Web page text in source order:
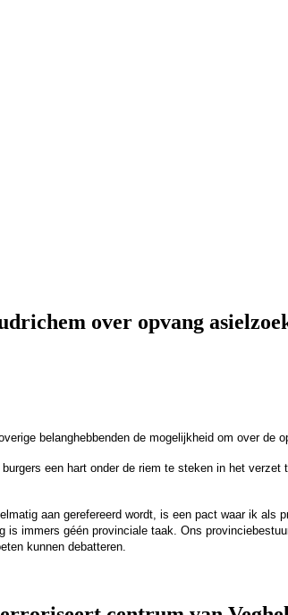
over opvang
belanghebbenden de mogelijkheid om over de
een hart onder de riem te steken in het
aan gerefereerd wordt, is een pact waar ik als
immers géén provinciale taak. Ons
kunnen debatteren.